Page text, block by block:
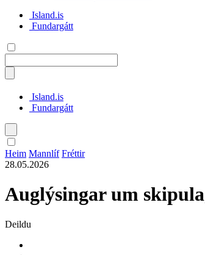
Island.is
Fundargátt
Island.is
Fundargátt
Heim Mannlíf Fréttir
28.05.2026
Auglýsingar um
Deildu